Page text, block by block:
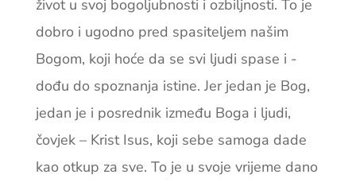
život u svoj bogoljubnosti i ozbiljnosti. To je
dobro i ugodno pred spasiteljem našim
Bogom, koji hoće da se svi ljudi spase i ­
dođu do spoznanja istine. Jer jedan je Bog,
jedan je i posrednik između Boga i ljudi,
čovjek – Krist Isus, koji sebe samoga dade
kao otkup za sve. To je u svoje vrijeme dano